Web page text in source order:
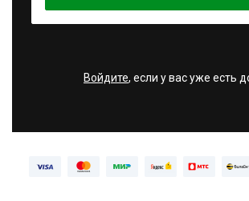
Войдите, если у вас уже есть